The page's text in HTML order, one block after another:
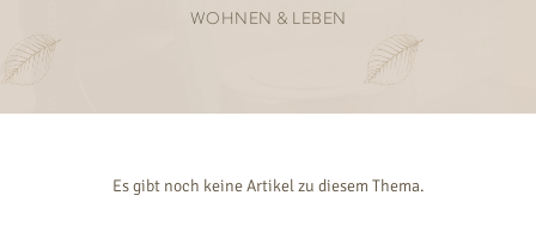
WOHNEN & LEBEN
Es gibt noch keine Artikel zu diesem Thema.